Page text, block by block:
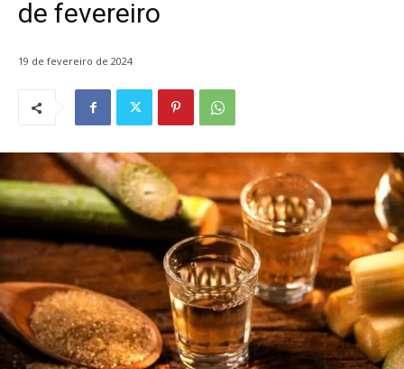
de fevereiro
19 de fevereiro de 2024